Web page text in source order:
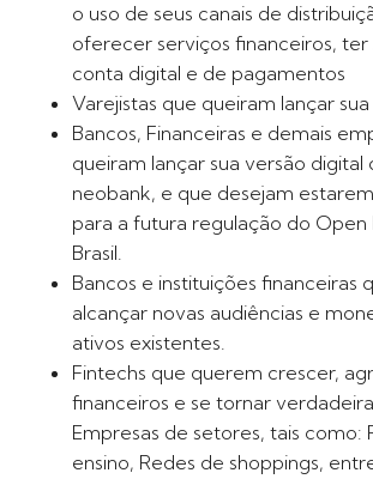
o uso de seus canais de
oferecer serviços financeiros, ter
conta digital e de pagamentos
Varejistas que queiram lançar
Bancos, Financeiras e demais
queiram lançar sua versão digital
neobank, e que desejam
para a futura regulação do Open
Brasil.
Bancos e instituições financeiras
alcançar novas audiências e
ativos existentes.
Fintechs que querem crescer,
financeiros e se tornar
Empresas de setores, tais como:
ensino, Redes de shoppings,